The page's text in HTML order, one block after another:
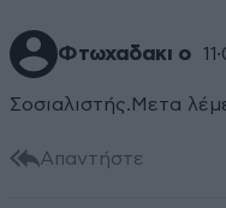
Φτωχαδακι ο
Σοσιαλιστής.Μετα
Απαντήστε